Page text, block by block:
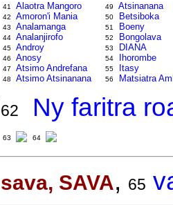
41 Alaotra Mangoro
42 Amoron'i Mania
43 Analamanga
44 Analanjirofo
45 Androy
46 Anosy
47 Atsimo Andrefana
48 Atsimo Atsinanana
49 Atsinanana
50 Betsiboka
51 Boeny
52 Bongolava
53 DIANA
54 Ihorombe
55 Itasy
56 Matsiatra
62 Ny faritra
63 64
sava, SAVA, 65